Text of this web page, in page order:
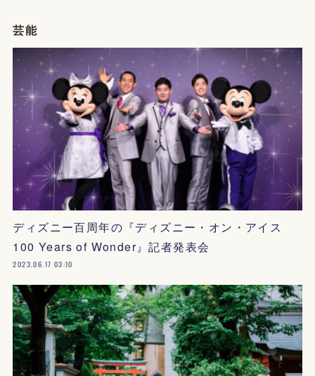
芸能
ディズニー百周年の『ディズニー・オン・アイス
100 Years of Wonder』記者発表会
2023.06.17 03:10